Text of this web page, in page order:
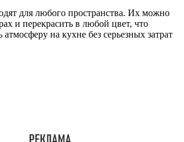
для любого пространства. Их можно
и перекрасить в любой цвет, что
атмосферу на кухне без серьезных затрат